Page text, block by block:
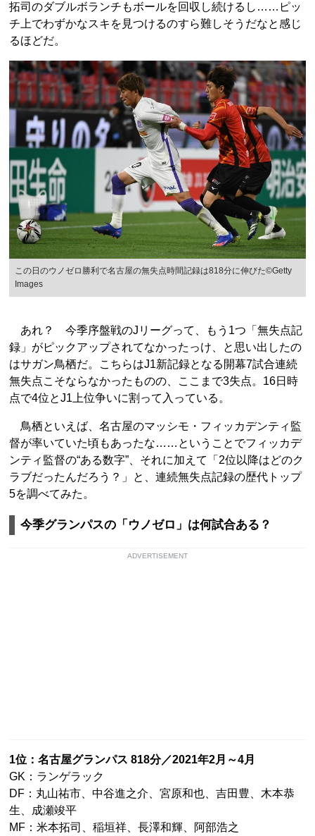
拓司のダブルボランチもボールを回収し続けるし……ピッ
チ上でわずかなスキを見つけるのすら難しそうだなと感じ
るほどだ。
この日のウノゼロ勝利で名古屋の無失点時間記録は818分に伸びた©Getty
Images
あれ？ 今季序盤戦のJリーグって、もう1つ「無失点記
録」がピックアップされてなかったっけ、と思い出したの
はサガン鳥栖だ。こちらはJ1新記録となる開幕7試合連続
無失点こそならなかったものの、ここまで3失点。16日時
点で4位とJ1上位争いに割って入っている。
鳥栖といえば、名古屋のマッシモ・フィッカデンティ監
督が率いていた頃もあったな……ということでフィッカデ
ンティ監督の“ある数字”、それに加えて「2位以降はどのク
ラブだったんだろう？」と、連続無失点記録の歴代トップ
5を調べてみた。
今季グランパスの「ウノゼロ」は何試合ある？
ADVERTISEMENT
1位：名古屋グランパス 818分／2021年2月～4月
GK：ランゲラック
DF：丸山祐市、中谷進之介、宮原和也、吉田豊、木本恭
生、成瀬竣平
MF：米本拓司、稲垣祥、長澤和輝、阿部浩之